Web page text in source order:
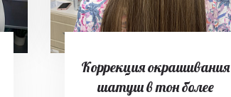
Коррекция окрашивания
шатуш в тон более